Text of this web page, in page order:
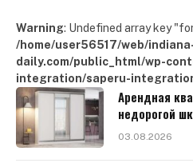
Warning: Undefined array key
/home/user56517/web/
daily.com/public_html/wp-
integration/saperu-
Арендная
недорогой
03.08.2026